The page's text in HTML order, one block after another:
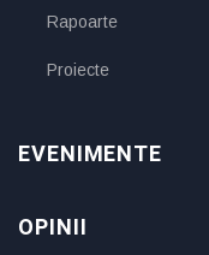
Rapoarte
Proiecte
EVENIMENTE
OPINII